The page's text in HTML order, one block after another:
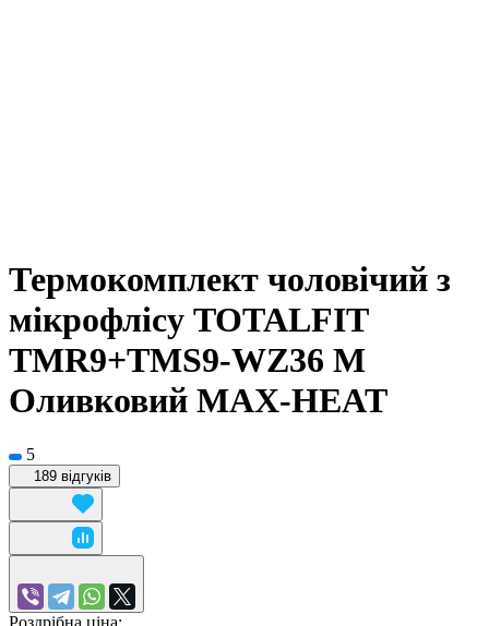
Термокомплект чоловічий з
мікрофлісу TOTALFIT
TMR9+TMS9-WZ36 M
Оливковий MAX-HEAT
5
189 відгуків
Роздрібна ціна: